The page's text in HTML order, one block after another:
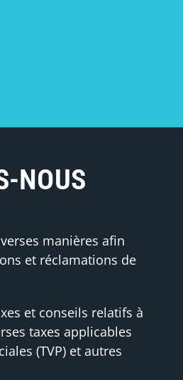
NOUS
manières afin
et réclamations de
et conseils relatifs à
taxes applicables
(TVP) et autres